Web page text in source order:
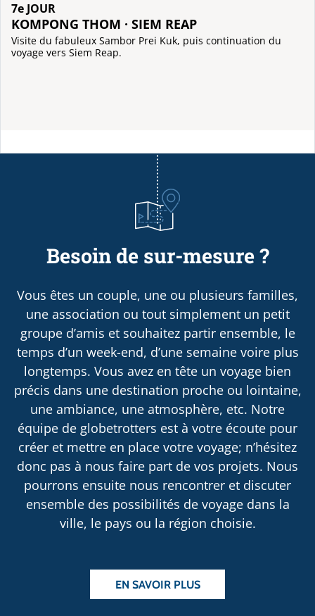
7e JOUR
KOMPONG THOM · SIEM REAP
Visite du fabuleux Sambor Prei Kuk, puis continuation du
voyage vers Siem Reap.
Besoin de sur-mesure ?
Vous êtes un couple, une ou plusieurs familles,
une association ou tout simplement un petit
groupe d’amis et souhaitez partir ensemble, le
temps d’un week-end, d’une semaine voire plus
longtemps. Vous avez en tête un voyage bien
précis dans une destination proche ou lointaine,
une ambiance, une atmosphère, etc. Notre
équipe de globetrotters est à votre écoute pour
créer et mettre en place votre voyage; n’hésitez
donc pas à nous faire part de vos projets. Nous
pourrons ensuite nous rencontrer et discuter
ensemble des possibilités de voyage dans la
ville, le pays ou la région choisie.
EN SAVOIR PLUS